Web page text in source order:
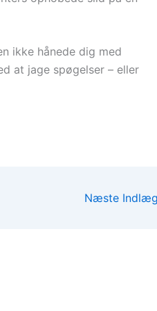
ikke hånede dig med
at jage spøgelser – eller
Næste